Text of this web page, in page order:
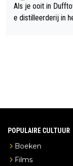
Als je ooit in
e distilleerderij in het
POPULAIRE CULTUUR
Boeken
Films